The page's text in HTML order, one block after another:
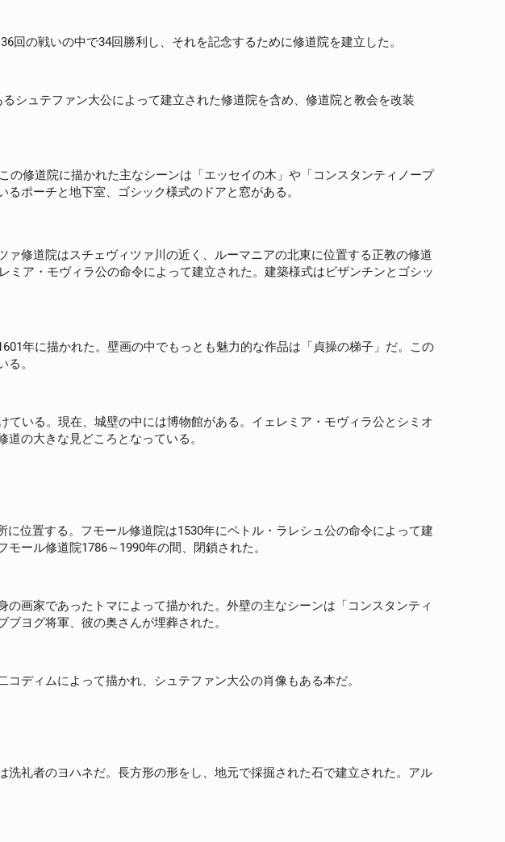
の戦いの中で34回勝利し、それを記念するために修道院を建立した。
シュテファン大公によって建立された修道院を含め、修道院と教会を改装
修道院に描かれた主なシーンは「エッセイの木」や「コンスタンティノープ
ポーチと地下室、ゴシック様式のドアと窓がある。
修道院はスチェヴィツァ川の近く、ルーマニアの北東に位置する正教の修道
ミア・モヴィラ公の命令によって建立された。建築様式はビザンチンとゴシッ
年に描かれた。壁画の中でもっとも魅力的な作品は「貞操の梯子」だ。この
。
いる。現在、城壁の中には博物館がある。イェレミア・モヴィラ公とシミオ
の大きな見どころとなっている。
位置する。フモール修道院は1530年にペトル・ラレシュ公の命令によって建
ール修道院1786～1990年の間、閉鎖された。
画家であったトマによって描かれた。外壁の主なシーンは「コンスタンティ
ヨグ将軍、彼の奥さんが埋葬された。
ディムによって描かれ、シュテファン大公の肖像もある本だ。
礼者のヨハネだ。長方形の形をし、地元で採掘された石で建立された。アル